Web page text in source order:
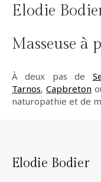
Elodie
Masseuse à
À deux pas de
Tarnos, Capbreton
naturopathie et de
Elodie Bodier